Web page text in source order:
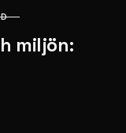
miljön: